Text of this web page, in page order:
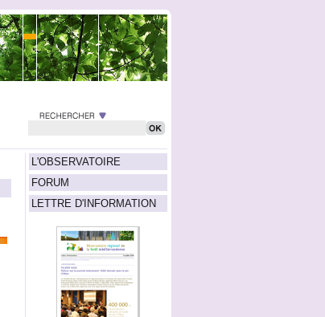
L'OBSERVATOIRE
FORUM
LETTRE D'INFORMATION